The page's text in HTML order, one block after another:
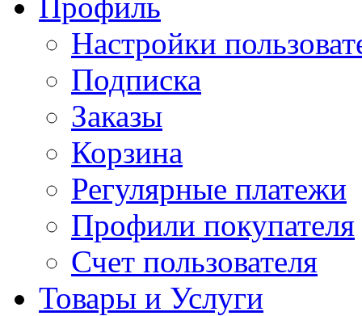
Настройки
Подписка
Заказы
Корзина
Регулярные платежи
Профили покупателя
Счет пользователя
Товары и Услуги